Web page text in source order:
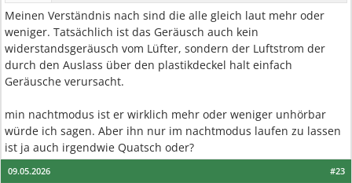
Meinen Verständnis nach sind die alle gleich laut mehr oder
weniger. Tatsächlich ist das Geräusch auch kein
widerstandsgeräusch vom Lüfter, sondern der Luftstrom der
durch den Auslass über den plastikdeckel halt einfach
Geräusche verursacht.
min nachtmodus ist er wirklich mehr oder weniger unhörbar
würde ich sagen. Aber ihn nur im nachtmodus laufen zu lassen
ist ja auch irgendwie Quatsch oder?
#23
09.05.2026